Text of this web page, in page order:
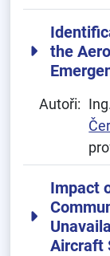
the
Autoři:
Impact
Aircraft